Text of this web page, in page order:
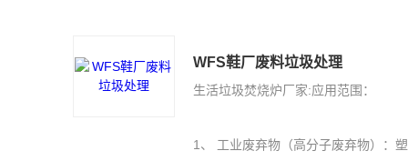
WFS鞋厂废料垃圾处理
生活垃圾焚烧炉厂家:应用范围：
1、 工业废弃物（高分子废弃物）：塑料PE、PU、橡胶（轮胎）、保丽